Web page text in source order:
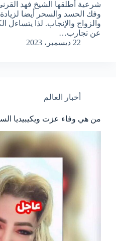
شرعية أطلقها الشيخ فهد
وفك الحسد والسحر أيضا
والزواج والإنجاب. لذا يتساءل
عن تجارب…
22 ديسمبر، 2023
أخبار العالم
من هي وفاء عزت ويكيبيديا